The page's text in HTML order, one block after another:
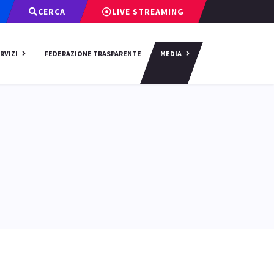
CERCA LIVE STREAMING
FEDERAZIONE TRASPARENTE MEDIA